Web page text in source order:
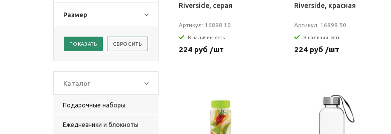
Размер
Каталог
Подарочные наборы
Ежедневники и блокноты
Riverside, серая
Артикул: 16898.10
В наличии: есть
224 руб /шт
Riverside, красная
Артикул: 16898.50
В наличии: есть
224 руб /шт